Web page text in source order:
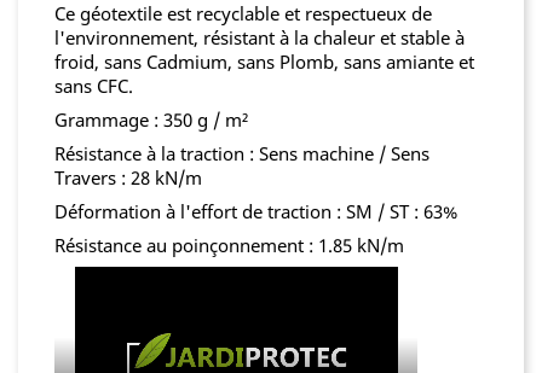
Ce géotextile est recyclable et respectueux de
l'environnement, résistant à la chaleur et stable à
froid, sans Cadmium, sans Plomb, sans amiante et
sans CFC.
Grammage : 350 g / m²
Résistance à la traction : Sens machine / Sens
Travers : 28 kN/m
Déformation à l'effort de traction : SM / ST : 63%
Résistance au poinçonnement : 1.85 kN/m